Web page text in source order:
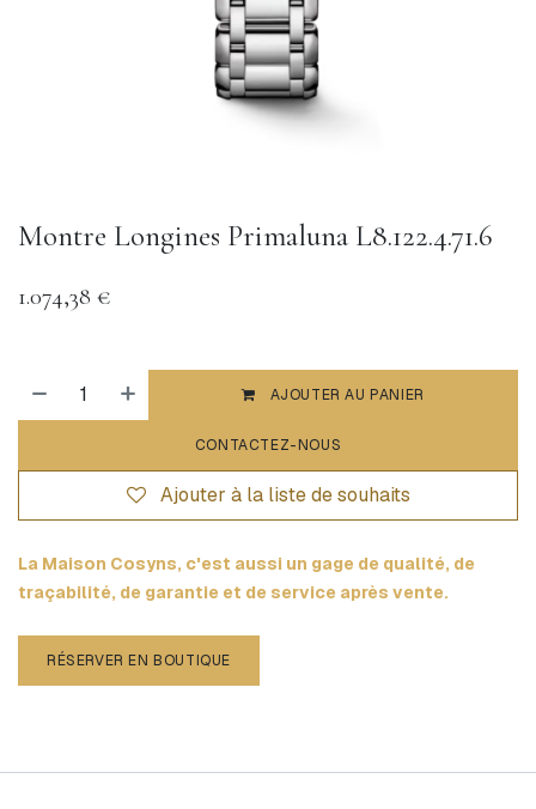
Montre Longines Primaluna L8.122.4.71.6
1.074,38 €
AJOUTER AU PANIER
CONTACTEZ-NOUS
Ajouter à la liste de souhaits
La Maison Cosyns, c'est aussi un gage de qualité, de
traçabilité, de garantie et de service après vente.
RÉSERVER EN BOUTIQUE